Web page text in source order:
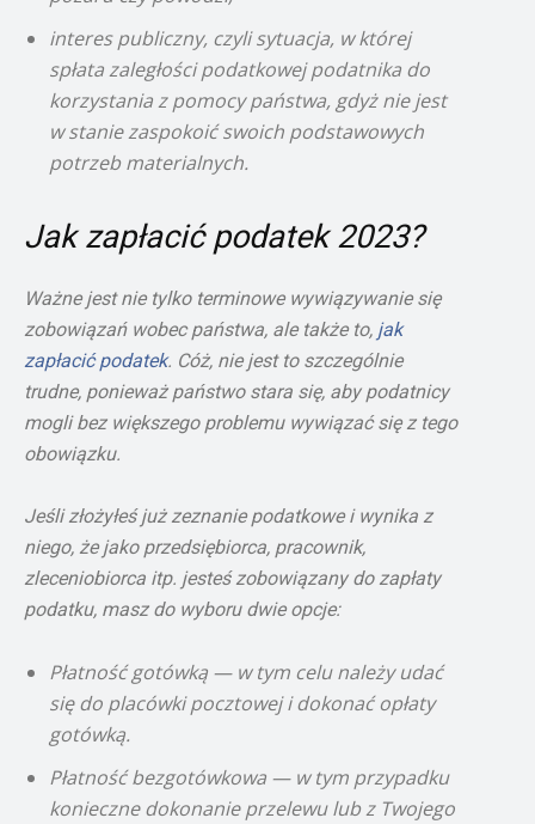
interes publiczny, czyli sytuacja, w której
spłata zaległości podatkowej podatnika do
korzystania z pomocy państwa, gdyż nie jest
w stanie zaspokoić swoich podstawowych
potrzeb materialnych.
Jak zapłacić podatek 2023?
Ważne jest nie tylko terminowe wywiązywanie się
zobowiązań wobec państwa, ale także to, jak
zapłacić podatek. Cóż, nie jest to szczególnie
trudne, ponieważ państwo stara się, aby podatnicy
mogli bez większego problemu wywiązać się z tego
obowiązku.
Jeśli złożyłeś już zeznanie podatkowe i wynika z
niego, że jako przedsiębiorca, pracownik,
zleceniobiorca itp. jesteś zobowiązany do zapłaty
podatku, masz do wyboru dwie opcje:
Płatność gotówką — w tym celu należy udać
się do placówki pocztowej i dokonać opłaty
gotówką.
Płatność bezgotówkowa — w tym przypadku
konieczne dokonanie przelewu lub z Twojego